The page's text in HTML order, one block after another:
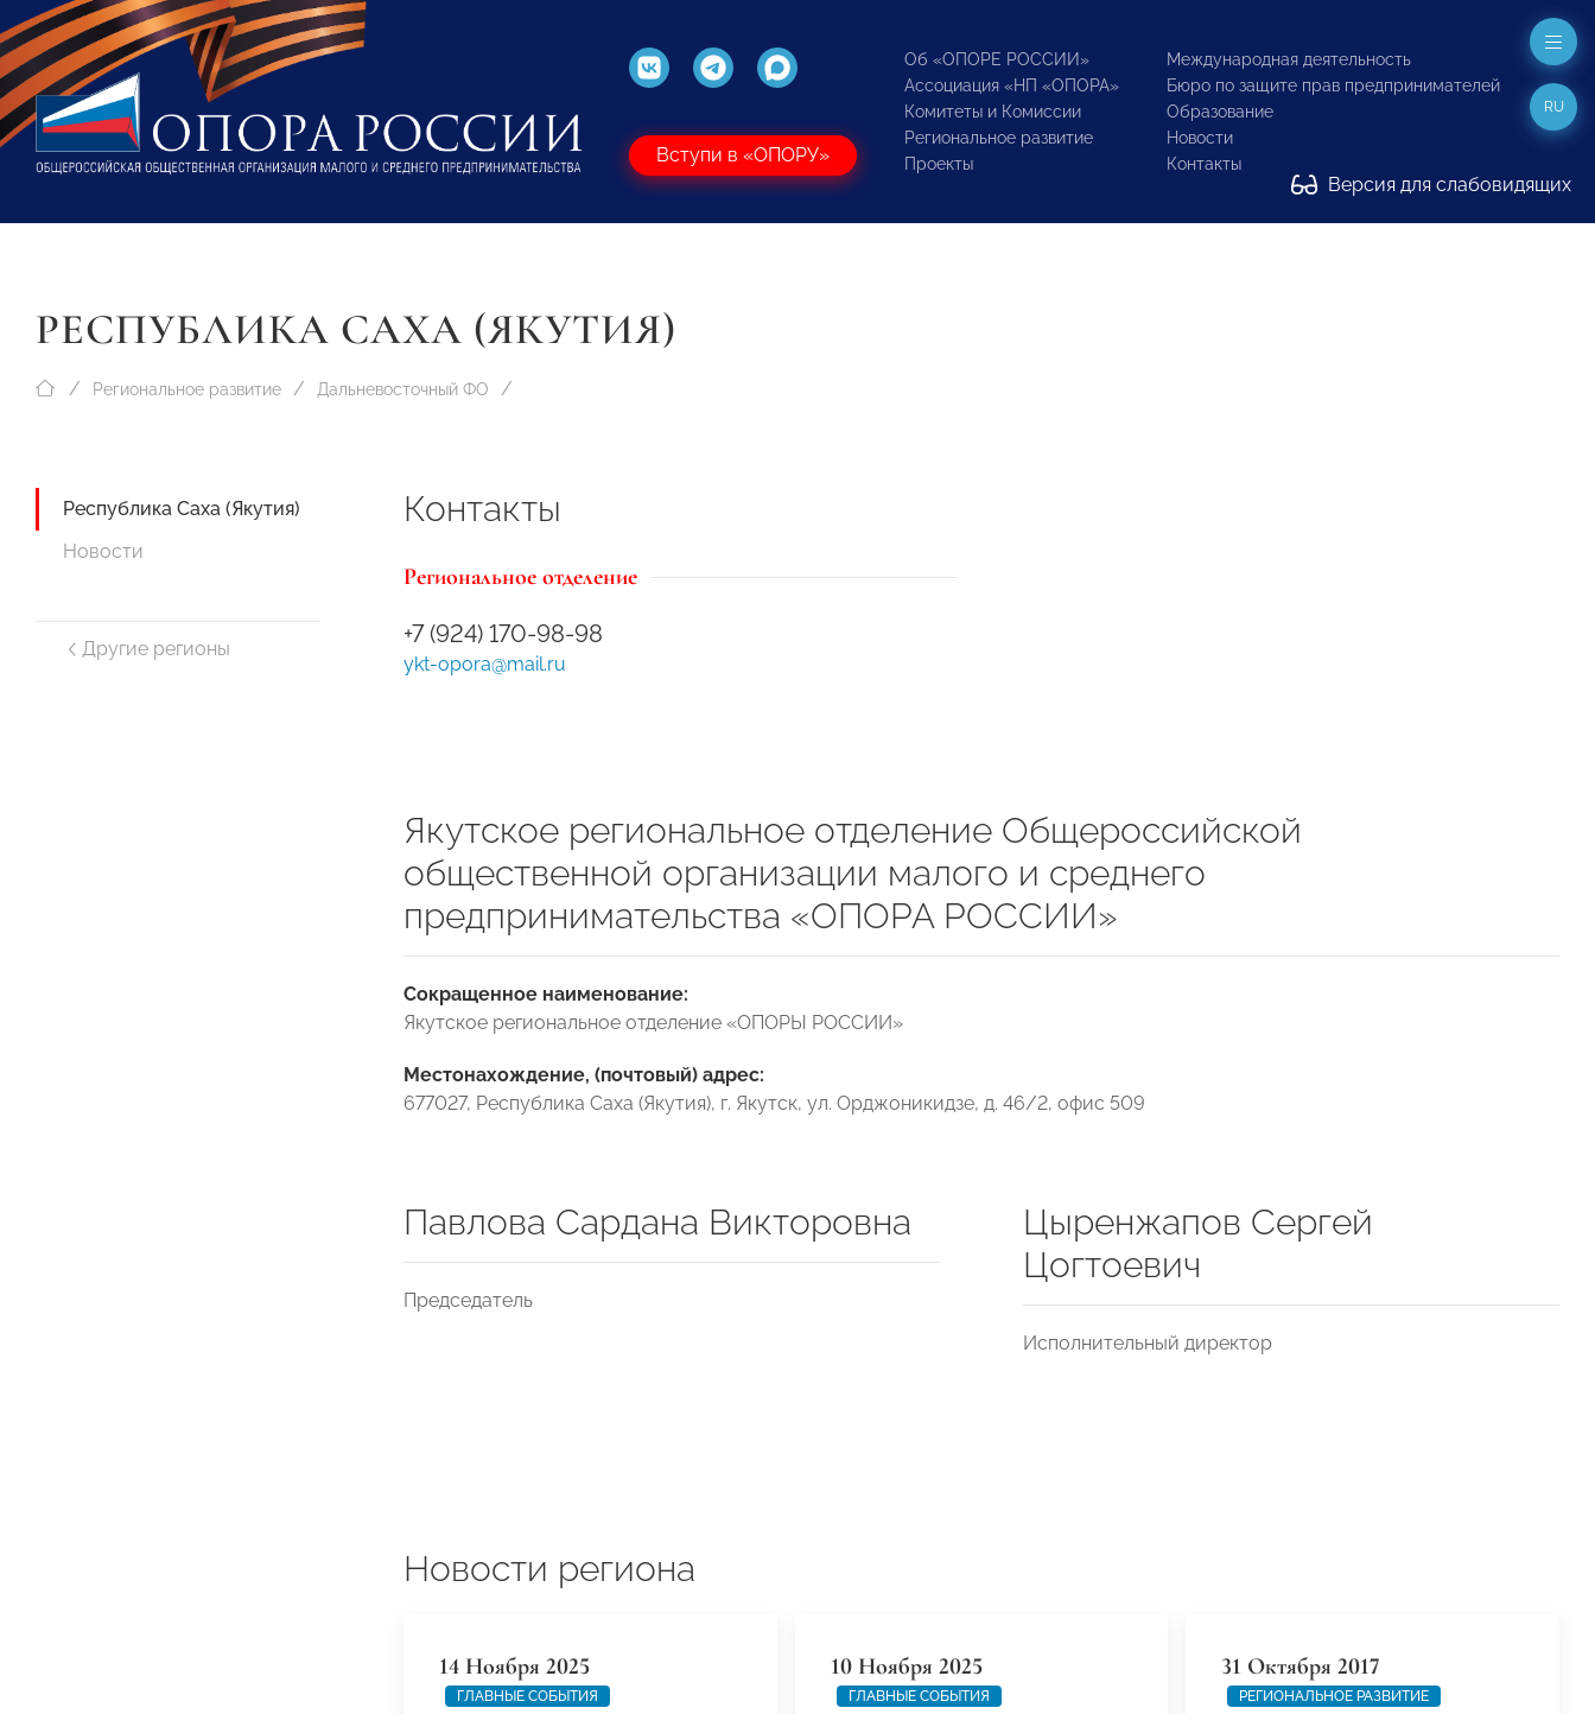
Вступи в «ОПОРУ»
Об «ОПОРЕ РОССИИ»
Ассоциация «НП «ОПОРА»
Комитеты и Комиссии
Региональное развитие
Проекты
Международная деятельность
Бюро по защите прав предпринимателей
Образование
Новости
Контакты
Версия для слабовидящих
RU
РЕСПУБЛИКА САХА (ЯКУТИЯ)
Региональное развитие Дальневосточный ФО
Республика Саха (Якутия)
Новости
Другие регионы
Контакты
Региональное отделение
+7 (924) 170-98-98
ykt-opora@mail.ru
Якутское региональное отделение Общероссийской
общественной организации малого и среднего
предпринимательства «ОПОРА РОССИИ»
Сокращенное наименование:
Якутское региональное отделение «ОПОРЫ РОССИИ»
Местонахождение, (почтовый) адрес:
677027, Республика Саха (Якутия), г. Якутск, ул. Орджоникидзе, д. 46/2, офис 509
Павлова Сардана Викторовна
Председатель
Цыренжапов Сергей
Цогтоевич
Исполнительный директор
Новости региона
14 Ноября 2025
ГЛАВНЫЕ СОБЫТИЯ
10 Ноября 2025
ГЛАВНЫЕ СОБЫТИЯ
31 Октября 2017
РЕГИОНАЛЬНОЕ РАЗВИТИЕ